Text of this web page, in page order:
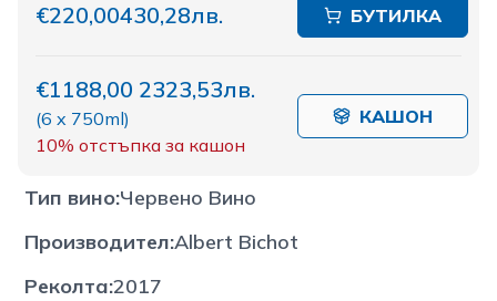
€220,00430,28лв. БУТИЛКА
€1188,00 2323,53лв.
(6 x 750ml)
10% отстъпка за кашон
КАШОН
Тип вино:Червено Вино
Производител:Albert Bichot
Реколта:2017